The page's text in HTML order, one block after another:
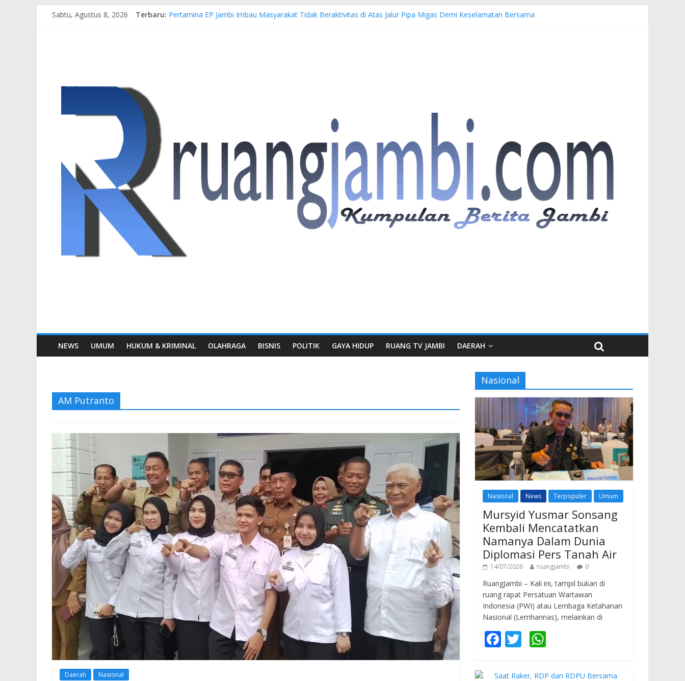
Sabtu, Agustus 8, 2026 Terbaru: Pertamina EP Jambi Imbau Masyarakat Tidak Beraktivitas di Atas Jalur Pipa Migas Demi Keselamatan Bersama
NEWS UMUM HUKUM & KRIMINAL OLAHRAGA BISNIS POLITIK GAYA HIDUP RUANG TV JAMBI DAERAH
AM Putranto
Daerah Nasional
Nasional
Nasional News Terpopuler Umum
Mursyid Yusmar Sonsang
Kembali Mencatatkan
Namanya Dalam Dunia
Diplomasi Pers Tanah Air
14/07/2026 ruangjambi 0
RuangJambi – Kali ini, tampil bukan di
ruang rapat Persatuan Wartawan
Indonesia (PWI) atau Lembaga Ketahanan
Nasional (Lemhannas), melainkan di
F
e
T
itt at